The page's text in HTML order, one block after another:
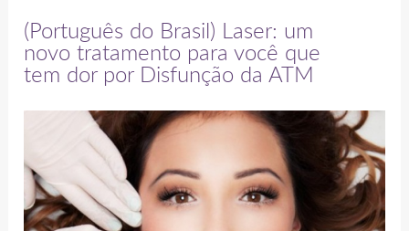
(Português do Brasil) Laser: um
novo tratamento para você que
tem dor por Disfunção da ATM